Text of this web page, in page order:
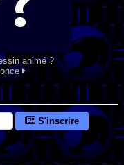
animé ?
S'inscrire